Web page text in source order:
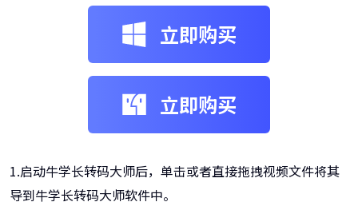
立即购买
立即购买
1.启动牛学长转码大师后，单击或者直接拖拽视频文件将其
导到牛学长转码大师软件中。